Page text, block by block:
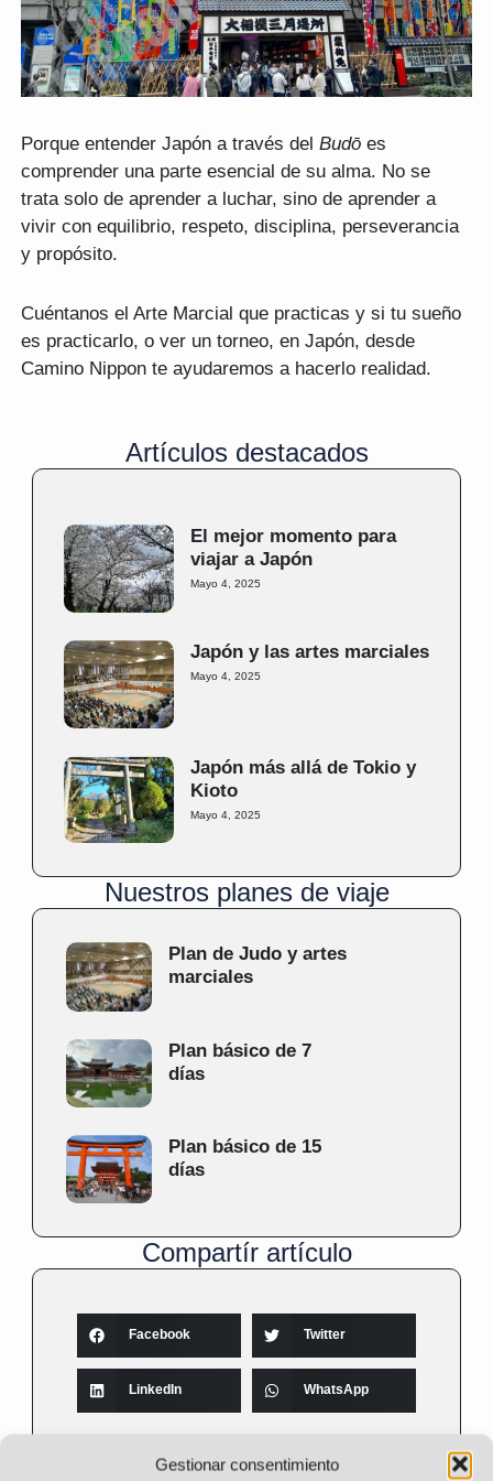
Gestionar consentimiento
Porque entender Japón a través del Budō es
comprender una parte esencial de su alma. No se
trata solo de aprender a luchar, sino de aprender a
vivir con equilibrio, respeto, disciplina, perseverancia
y propósito.
Cuéntanos el Arte Marcial que practicas y si tu sueño
es practicarlo, o ver un torneo, en Japón, desde
Camino Nippon te ayudaremos a hacerlo realidad.
Artículos destacados
El mejor momento para
viajar a Japón
Mayo 4, 2025
Japón y las artes marciales
Mayo 4, 2025
Japón más allá de Tokio y
Kioto
Mayo 4, 2025
Nuestros planes de viaje
Plan de Judo y artes
marciales
Plan básico de 7
días
Plan básico de 15
días
Compartír artículo
Facebook Twitter
LinkedIn WhatsApp